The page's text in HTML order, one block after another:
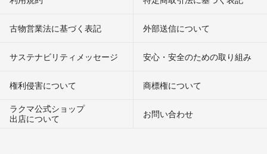
古物営業法に基づく表記 外部送信について
サステナビリティメッセージ 安心・安全のための取り組み
権利侵害について
商標権について
ラクマ公式ショップ
出店について
お問い合わせ